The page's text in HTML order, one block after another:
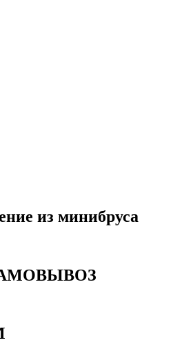
из минибруса